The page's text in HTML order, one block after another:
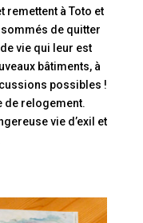
remettent à Toto et
de quitter
vie qui leur est
bâtiments, à
possibles !
de relogement.
vie d’exil et